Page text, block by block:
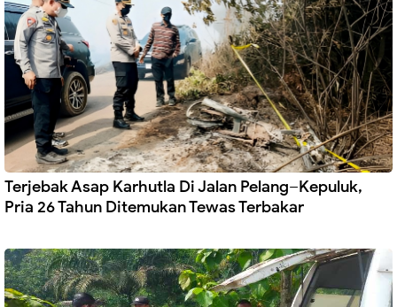
Terjebak Asap Karhutla Di Jalan Pelang–Kepuluk,
Pria 26 Tahun Ditemukan Tewas Terbakar